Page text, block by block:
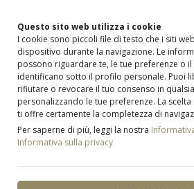
Questo sito web utilizza i cookie
I cookie sono piccoli file di testo che i siti
dispositivo durante la navigazione. Le
possono riguardare te, le tue preferenze o
identificano sotto il profilo personale. Puoi
rifiutare o revocare il tuo consenso in
personalizzando le tue preferenze. La
ti offre certamente la completezza di
Per saperne di più, leggi la nostra
Informativa sulla privacy
Home Occhiali Occhiali da vista
ULTIMO PEZZO
occhiali da vista